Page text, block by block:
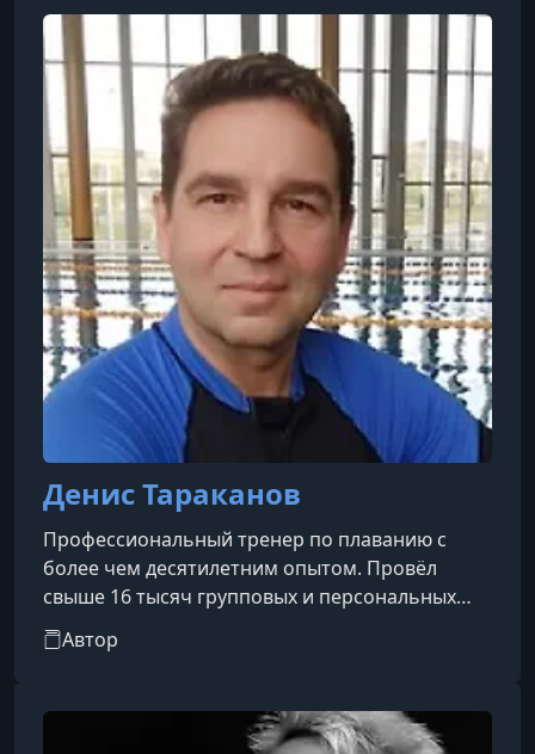
заключение государственных контрактов с
Минпромторгом, а также деятельность в
качестве юрисконсульта по вопросам
безнадзорности несовершеннолетних. Она
убеждена, что многие совершают ошибки из-
за незнания сво
Денис Тараканов
Профессиональный тренер по плаванию с
более чем десятилетним опытом. Провёл
свыше 16 тысяч групповых и персональных
тренировок с 2013 по 2024 год.Автор
популярного YouTube-канала о плавании с
Организует мастер-классы для тренеров по
плаванию по всей России и СНГ. Основатель
Автор